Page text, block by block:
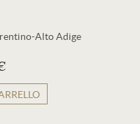
Alto Adige